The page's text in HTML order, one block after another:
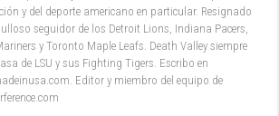
y del deporte americano en particular. Resignado
seguidor de los Detroit Lions, Indiana Pacers,
y Toronto Maple Leafs. Death Valley siempre
de LSU y sus Fighting Tigers. Escribo en
Editor y miembro del equipo de